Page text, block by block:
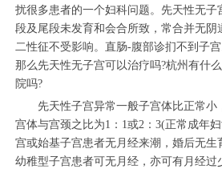
扰很多患者的一个妇科问题。先天性无子
段及尾段未发育和会合所致，常合并无阴
二性征不受影响。直肠-腹部诊扪不到子
那么先天性无子宫可以治疗吗?杭州有什
院吗?
先天性子宫异常一般子宫体比正常小
宫体与宫颈之比为1：1或2：3(正常成年
宫或始基子宫患者无月经来潮，婚后无生
幼稚型子宫患者可无月经，亦可有月经过